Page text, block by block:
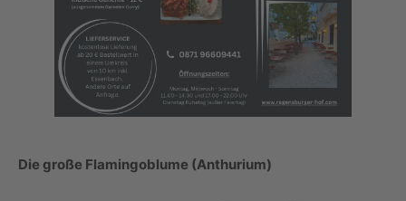
Die große Flamingoblume (Anthurium)